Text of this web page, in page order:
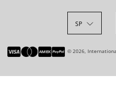
SP
© 2026,